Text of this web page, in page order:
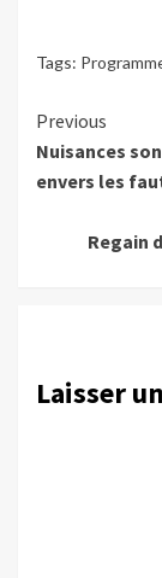
Tags:
Continue
Previous
Nuisances
envers les
Regain
Laisser